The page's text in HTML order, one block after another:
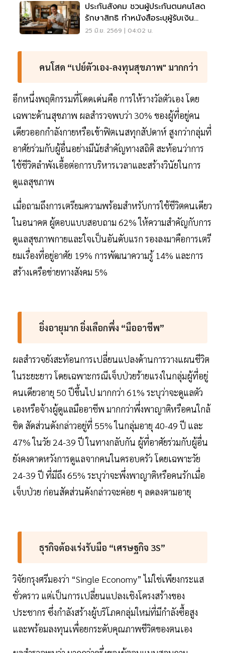
ประกันสังคม ชวนผู้ประกันตนคนโสด
รักษาสิทธิ ทำหนังสือระบุผู้รับเงิน
สงเคราะห์ล่วงหน้า
25 มิ.ย. 2569 | 04:02 น.
คนโสด “เปย์ตัวเอง-ลงทุนสุขภาพ" มากกว่า
อีกหนึ่งพฤติกรรมที่โดดเด่นคือ การให้รางวัลตัวเอง โดย
เฉพาะด้านสุขภาพ ผลสำรวจพบว่า 30% ของผู้ที่อยู่คน
เดียวออกกำลังกายหรือเข้าฟิตเนสทุกสัปดาห์ สูงกว่ากลุ่มที่
อาศัยร่วมกับผู้อื่นอย่างมีนัยสำคัญทางสถิติ สะท้อนว่าการ
ใช้ชีวิตลำพังเอื้อต่อการบริหารเวลาและสร้างวินัยในการ
ดูแลสุขภาพ
เมื่อถามถึงการเตรียมความพร้อมสำหรับการใช้ชีวิตคนเดียว
ในอนาคต ผู้ตอบแบบสอบถาม 62% ให้ความสำคัญกับการ
ดูแลสุขภาพกายและใจเป็นอันดับแรก รองลงมาคือการเตรี
ยมเรื่องที่อยู่อาศัย 19% การพัฒนาความรู้ 14% และการ
สร้างเครือข่ายทางสังคม 5%
ยิ่งอายุมาก ยิ่งเลือกพึ่ง “มืออาชีพ”
ผลสำรวจยังสะท้อนการเปลี่ยนแปลงด้านการวางแผนชีวิต
ในระยะยาว โดยเฉพาะกรณีเจ็บป่วยร้ายแรงในกลุ่มผู้ที่อยู่
คนเดียวอายุ 50 ปีขึ้นไป มากกว่า 61% ระบุว่าจะดูแลตัว
เองหรือจ้างผู้ดูแลมืออาชีพ มากกว่าพึ่งพาญาติหรือคนใกล้
ชิด สัดส่วนดังกล่าวอยู่ที่ 55% ในกลุ่มอายุ 40-49 ปี และ
47% ในวัย 24-39 ปี ในทางกลับกัน ผู้ที่อาศัยร่วมกับผู้อื่น
ยังคงคาดหวังการดูแลจากคนในครอบครัว โดยเฉพาะวัย
24-39 ปี ที่มีถึง 65% ระบุว่าจะพึ่งพาญาติหรือคนรักเมื่อ
เจ็บป่วย ก่อนสัดส่วนดังกล่าวจะค่อย ๆ ลดลงตามอายุ
ธุรกิจต้องเร่งรับมือ “เศรษฐกิจ 3S”
วิจัยกรุงศรีมองว่า “Single Economy” ไม่ใช่เพียงกระแส
ชั่วคราว แต่เป็นการเปลี่ยนแปลงเชิงโครงสร้างของ
ประชากร ซึ่งกำลังสร้างผู้บริโภคกลุ่มใหม่ที่มีกำลังซื้อสูง
และพร้อมลงทุนเพื่อยกระดับคุณภาพชีวิตของตนเอง